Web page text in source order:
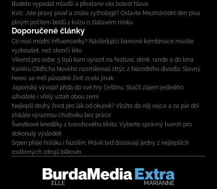
Budete vypadat mladší a přestane vás bolest hlava
Kvíz: Jste pravý pivař a znáte zythologii? Oslavte Mezinárodní den piva
plným počtem bodů z kvízu o zlatavém moku
Doporučené články
Co nosí módní influencerky? Následující barevné kombinace musíte
vyzkoušet, než skončí léto
Víkend pro sebe: 5 tipů kam vyrazit na festival, drink, rande a do kina
Kariéru Oldřicha Nového nasměroval strýc z Národního divadla: Slavný
herec se měl původně živit zcela jinak
Japonský vývojář přidá do své hry češtinu. Stačil zájem jediného
uživatele i vřelý vztah obou zemí
Nejlepší druhý život pro lák od okurek? Vložte do něj vejce a za pár dní
získáte výraznou chuťovku bez práce
Švestkové knedlíky z tvarohového těsta: Vyberte správný tvaroh pro
dokonalý výsledek
Srpen přeje hrášku i fazolím. Právě teď dozrávají jedny z nejlepších
rostlinných zdrojů bílkovin
ELLE MARIANNE